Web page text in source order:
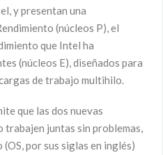
y presentan una
(núcleos P), el
que Intel ha
(núcleos E), diseñados para
de trabajo multihilo.
que las dos nuevas
juntas sin problemas,
por sus siglas en inglés)